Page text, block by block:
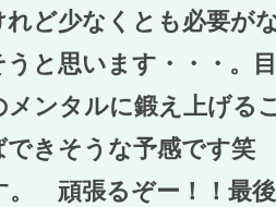
ど少なくとも必要が
うと思います・・・。
メンタルに鍛え上げる
できそうな予感です
。 頑張るぞー！！最